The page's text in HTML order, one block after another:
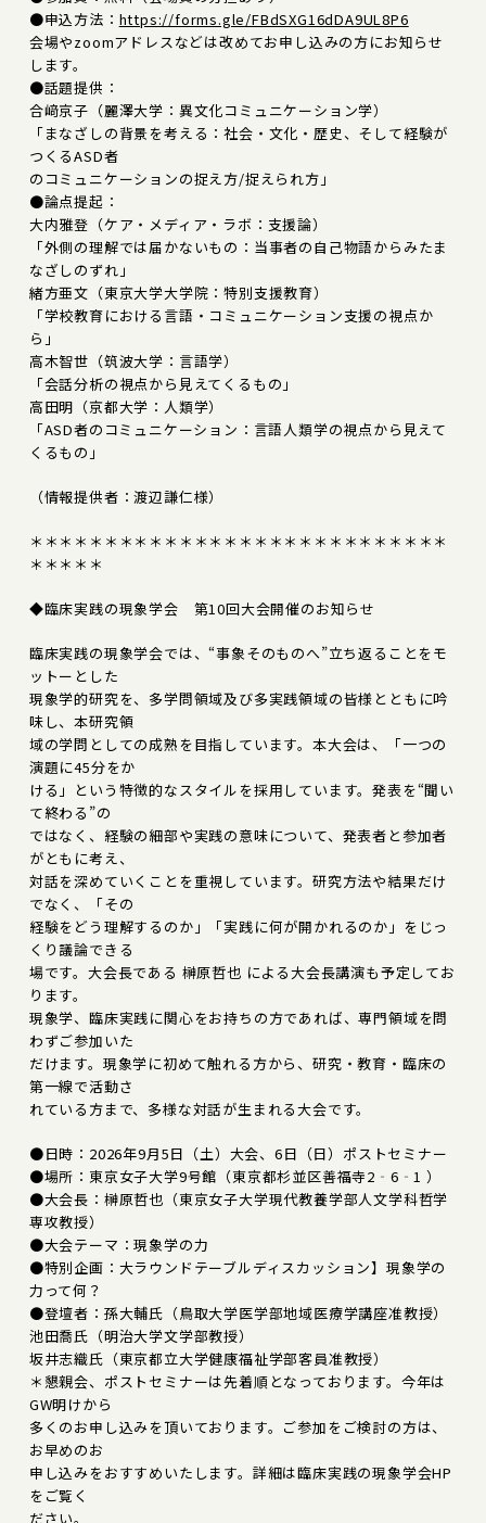
●申込方法： https://forms.gle/FBdSXG16dDA9UL8P6
会場やzoomアドレスなどは改めてお申し込みの方にお知らせ
します。
●話題提供：
合﨑京子（麗澤大学：異文化コミュニケーション学）
「まなざしの背景を考える：社会・文化・歴史、そして経験が
つくるASD者
のコミュニケーションの捉え方/捉えられ方」
●論点提起：
大内雅登（ケア・メディア・ラボ：支援論）
「外側の理解では届かないもの：当事者の自己物語からみたま
なざしのずれ」
緒方亜文（東京大学大学院：特別支援教育）
「学校教育における言語・コミュニケーション支援の視点か
ら」
高木智世（筑波大学：言語学）
「会話分析の視点から見えてくるもの」
高田明（京都大学：人類学）
「ASD者のコミュニケーション：言語人類学の視点から見えて
くるもの」
（情報提供者：渡辺謙仁様）
＊＊＊＊＊＊＊＊＊＊＊＊＊＊＊＊＊＊＊＊＊＊＊＊＊＊＊＊
＊＊＊＊＊
◆臨床実践の現象学会 第10回大会開催のお知らせ
臨床実践の現象学会では、“事象そのものへ”立ち返ることをモ
ットーとした
現象学的研究を、多学問領域及び多実践領域の皆様とともに吟
味し、本研究領
域の学問としての成熟を目指しています。本大会は、「一つの
演題に45分をか
ける」という特徴的なスタイルを採用しています。発表を“聞い
て終わる”の
ではなく、経験の細部や実践の意味について、発表者と参加者
がともに考え、
対話を深めていくことを重視しています。研究方法や結果だけ
でなく、「その
経験をどう理解するのか」「実践に何が開かれるのか」をじっ
くり議論できる
場です。大会長である 榊原哲也 による大会長講演も予定してお
ります。
現象学、臨床実践に関心をお持ちの方であれば、専門領域を問
わずご参加いた
だけます。現象学に初めて触れる方から、研究・教育・臨床の
第一線で活動さ
れている方まで、多様な対話が生まれる大会です。
●日時：2026年9月5日（土）大会、6日（日）ポストセミナー
●場所：東京女子大学9号館（東京都杉並区善福寺2‐6‐1 ）
●大会長：榊原哲也（東京女子大学現代教養学部人文学科哲学
専攻教授）
●大会テーマ：現象学の力
●特別企画：大ラウンドテーブルディスカッション】現象学の
力って何？
●登壇者：孫大輔氏（鳥取大学医学部地域医療学講座准教授）
池田喬氏（明治大学文学部教授）
坂井志織氏（東京都立大学健康福祉学部客員准教授）
＊懇親会、ポストセミナーは先着順となっております。今年は
GW明けから
多くのお申し込みを頂いております。ご参加をご検討の方は、
お早めのお
申し込みをおすすめいたします。詳細は臨床実践の現象学会HP
をご覧く
ださい。